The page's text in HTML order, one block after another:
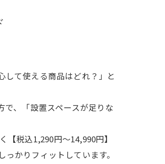
して使える商品はどれ？」と
、「設置スペースが足りな
税込1,290円～14,990円】
かりフィットしています。